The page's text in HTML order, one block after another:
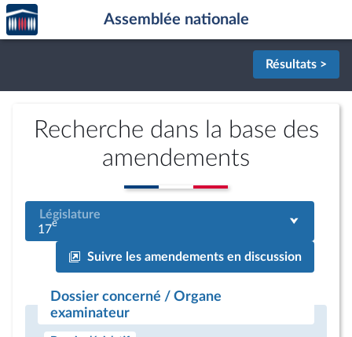
Aller au contenu
Aller en bas de la page
Accèder
à la
page
Assemblée nationale
Résultats >
Recherche dans la base des
amendements
Législature
17e
Suivre les amendements en discussion
Dossier concerné / Organe
examinateur